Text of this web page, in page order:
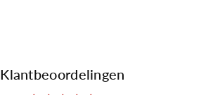
Klantbeoordelingen